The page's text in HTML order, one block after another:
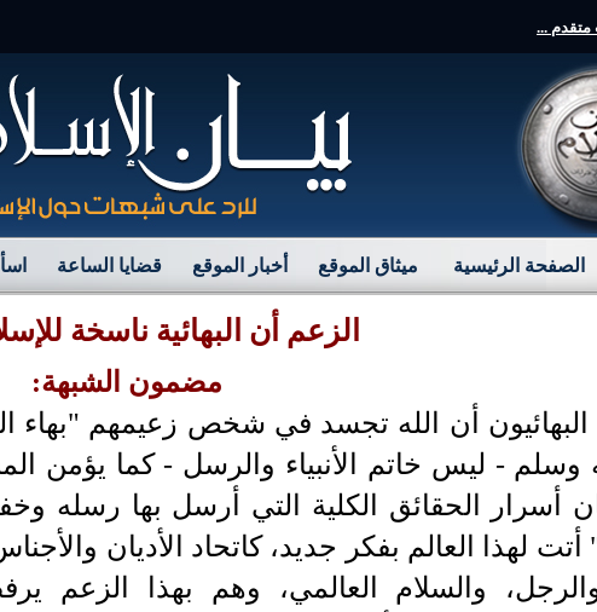
...
الصفحة الرئيسية ميثاق الموقع أخبار الموقع قضايا الساعة
الزعم أن البهائية ناسخة
مضمون الشبهة:
أن الله تجسد في شخص زعيمهم "بهاء
وسلم - ليس خاتم الأنبياء والرسل - كما يؤمن
أسرار الحقائق الكلية التي أرسل بها رسله
أتت لهذا العالم بفكر جديد، كاتحاد الأديان
والرجل، والسلام العالمي، وهم بهذا الزعم